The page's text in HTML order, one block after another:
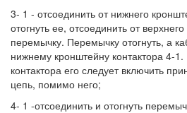
3- 1 - отсоединить от нижнего
отогнуть ее, отсоединить от
перемычку. Перемычку отогнуть, а
нижнему кронштейну контактора 4-
контактора его следует включить
цепь, помимо него;
4- 1 -отсоединить и отогнуть